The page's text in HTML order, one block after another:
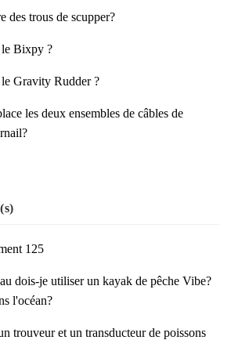
des trous de scupper?
Bixpy ?
Gravity Rudder ?
les deux ensembles de câbles de
125
dois-je utiliser un kayak de pêche Vibe?
l'océan?
trouveur et un transducteur de poissons